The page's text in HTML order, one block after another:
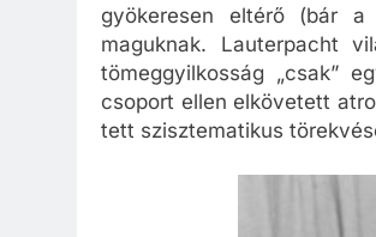
gyökeresen eltérő (bár a
maguknak. Lauterpacht
tömeggyilkosság „csak”
csoport ellen elkövetett
tett szisztematikus